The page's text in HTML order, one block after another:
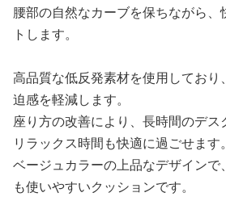
腰部の自然なカーブを保ちながら
トします。
高品質な低反発素材を使用してお
迫感を軽減します。
座り方の改善により、長時間のデ
リラックス時間も快適に過ごせます。
ベージュカラーの上品なデザイン
も使いやすいクッションです。